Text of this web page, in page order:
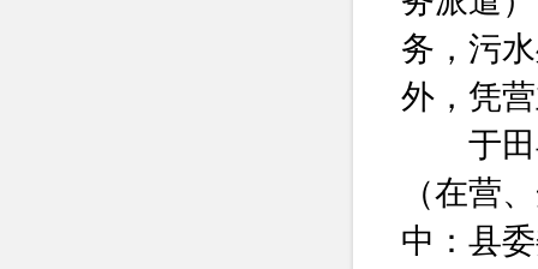
务，污
外，凭
于田县
（在营
中：县